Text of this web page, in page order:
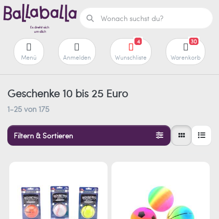
Menü Anmelden
4
Wunschliste
30
Warenkorb
Geschenke 10 bis 25 Euro
1-25von175
Filtern & Sortieren